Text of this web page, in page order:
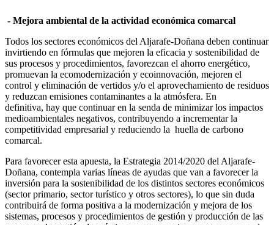
- Mejora ambiental de la actividad económica comarcal
Todos los sectores económicos del Aljarafe-Doñana deben continuar
invirtiendo en fórmulas que mejoren la eficacia y sostenibilidad de
sus procesos y procedimientos, favorezcan el ahorro energético,
promuevan la ecomodernización y ecoinnovación, mejoren el
control y eliminación de vertidos y/o el aprovechamiento de residuos
y reduzcan emisiones contaminantes a la atmósfera. En
definitiva, hay que continuar en la senda de minimizar los impactos
medioambientales negativos, contribuyendo a incrementar la
competitividad empresarial y reduciendo la huella de carbono
comarcal.
Para favorecer esta apuesta, la Estrategia 2014/2020 del Aljarafe-
Doñana, contempla varias líneas de ayudas que van a favorecer la
inversión para la sostenibilidad de los distintos sectores económicos
(sector primario, sector turístico y otros sectores), lo que sin duda
contribuirá de forma positiva a la modernización y mejora de los
sistemas, procesos y procedimientos de gestión y producción de las